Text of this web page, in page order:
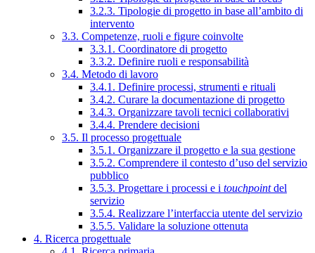
3.2.3. Tipologie di progetto in base all’ambito di
intervento
3.3. Competenze, ruoli e figure coinvolte
3.3.1. Coordinatore di progetto
3.3.2. Definire ruoli e responsabilità
3.4. Metodo di lavoro
3.4.1. Definire processi, strumenti e rituali
3.4.2. Curare la documentazione di progetto
3.4.3. Organizzare tavoli tecnici collaborativi
3.4.4. Prendere decisioni
3.5. Il processo progettuale
3.5.1. Organizzare il progetto e la sua gestione
3.5.2. Comprendere il contesto d’uso del servizio
pubblico
3.5.3. Progettare i processi e i touchpointdel
servizio
3.5.4. Realizzare l’interfaccia utente del servizio
3.5.5. Validare la soluzione ottenuta
4. Ricerca progettuale